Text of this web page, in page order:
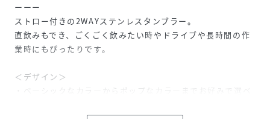
ーーー
ストロー付きの2WAYステンレスタンブラー。
直飲みもでき、ごくごく飲みたい時やドライブや長時間の作
業時にもぴったりです。
＜デザイン＞
・ベーシックなカラーからポップなカラーまでお好みで選べ